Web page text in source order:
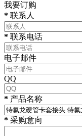
我要订购
* 联系人
* 联系电话
电子邮件
QQ
* 产品名称
* 采购意向